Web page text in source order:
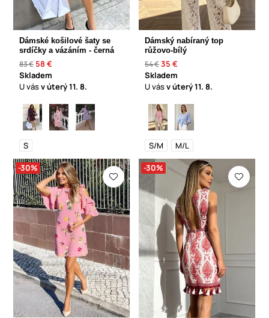
Dámské košilové šaty se
srdíčky a vázáním - černá
83 € 58 €
Skladem
U vásv úterý11. 8.
S
Dámský nabíraný top
růžovo-bílý
54 €35 €
Skladem
U vásv úterý11. 8.
S/M M/L
-30% -30%